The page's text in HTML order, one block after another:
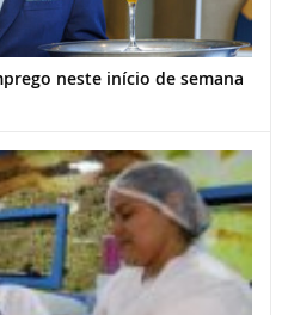
neste início de semana